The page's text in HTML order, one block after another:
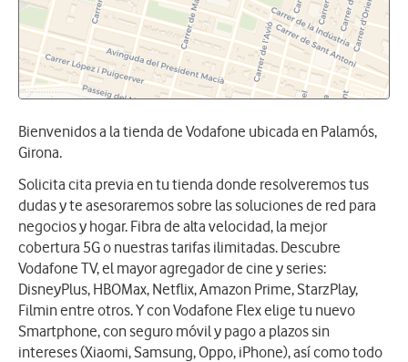
Bienvenidos a la tienda de Vodafone ubicada en Palamós,
Girona.
Solicita cita previa en tu tienda donde resolveremos tus
dudas y te asesoraremos sobre las soluciones de red para
negocios y hogar. Fibra de alta velocidad, la mejor
cobertura 5G o nuestras tarifas ilimitadas. Descubre
Vodafone TV, el mayor agregador de cine y series:
DisneyPlus, HBOMax, Netflix, Amazon Prime, StarzPlay,
Filmin entre otros. Y con Vodafone Flex elige tu nuevo
Smartphone, con seguro móvil y pago a plazos sin
intereses (Xiaomi, Samsung, Oppo, iPhone), así como todo